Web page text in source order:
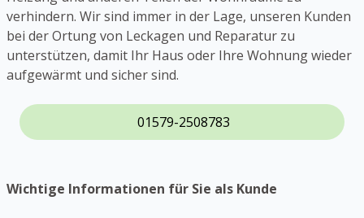
verhindern. Wir sind immer in der Lage, unseren Kunden
bei der Ortung von Leckagen und Reparatur zu
unterstützen, damit Ihr Haus oder Ihre Wohnung wieder
aufgewärmt und sicher sind.
01579-2508783
Wichtige Informationen für Sie als Kunde